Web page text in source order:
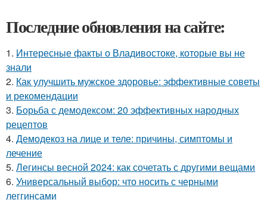
Последние обновления на сайте:
1. Интересные факты о Владивостоке, которые вы не
знали
2. Как улучшить мужское здоровье: эффективные советы
и рекомендации
3. Борьба с демодексом: 20 эффективных народных
рецептов
4. Демодекоз на лице и теле: причины, симптомы и
лечение
5. Легинсы весной 2024: как сочетать с другими вещами
6. Универсальный выбор: что носить с черными
леггинсами